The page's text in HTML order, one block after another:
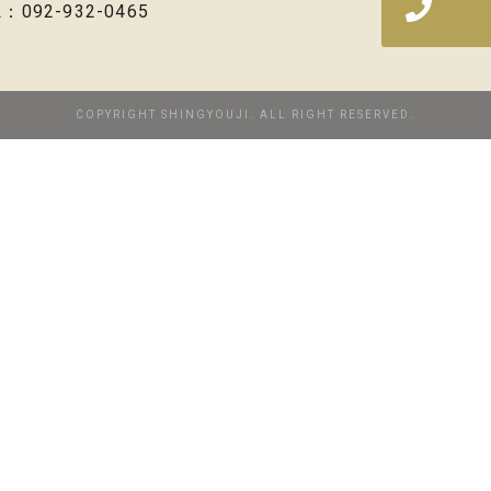
：092-932-0465
COPYRIGHT SHINGYOUJI. ALL RIGHT RESERVED.